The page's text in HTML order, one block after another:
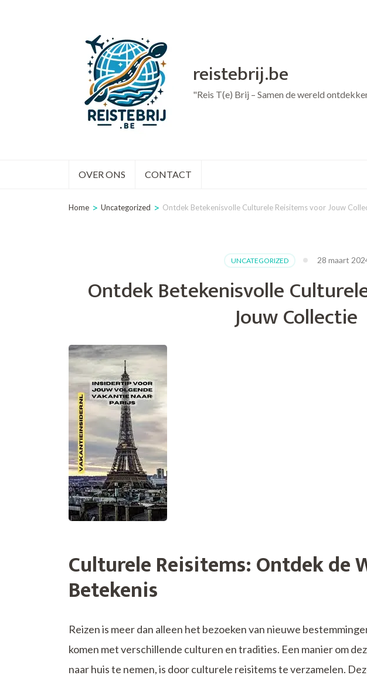
reistebrij.be
"Reis T(e) Brij – Samen de wereld
OVER ONS CONTACT
Home > Uncategorized > Ontdek Betekenisvolle Culturele Reisitems voor Jouw
UNCATEGORIZED 28 maart
Ontdek Betekenisvolle
Jouw Collectie
Culturele Reisitems: Ontdek de
Betekenis
Reizen is meer dan alleen het bezoeken van nieuwe
komen met verschillende culturen en tradities. Een manier om
naar huis te nemen, is door culturele reisitems te verzamelen.